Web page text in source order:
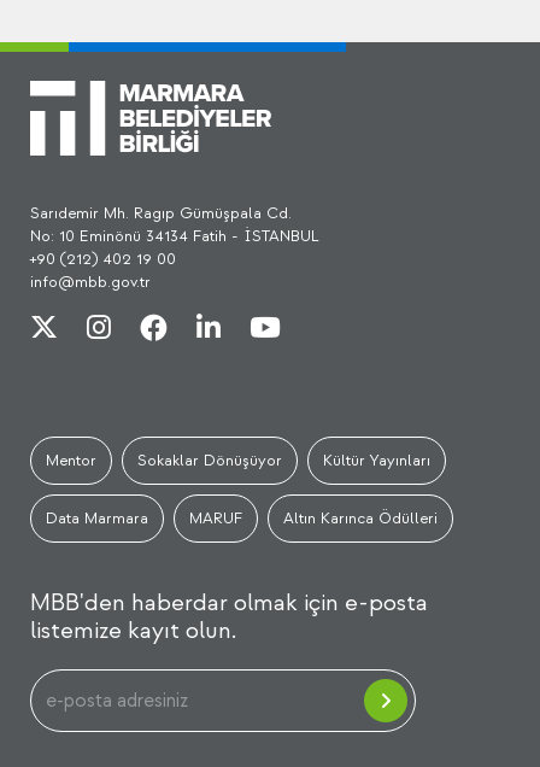
Sarıdemir Mh. Ragıp Gümüşpala Cd.
No: 10 Eminönü 34134 Fatih - İSTANBUL
+90 (212) 402 19 00
info@mbb.gov.tr
Mentor Sokaklar Dönüşüyor Kültür Yayınları
Data Marmara MARUF Altın Karınca Ödülleri
MBB'den haberdar olmak için e-posta
listemize kayıt olun.